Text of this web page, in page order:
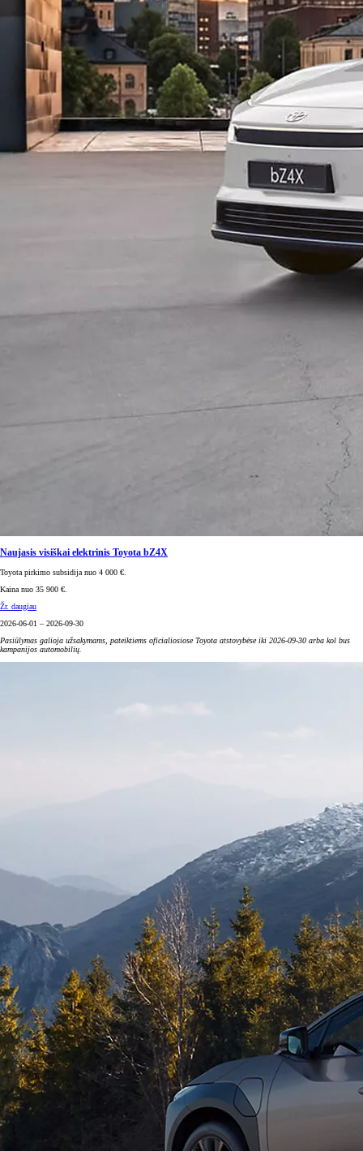
Naujasis visiškai elektrinis Toyota bZ4X
Toyota pirkimo subsidija nuo 4 000 €.
Kaina nuo 35 900 €.
Žr. daugiau
2026-06-01 – 2026-09-30
Pasiūlymas galioja užsakymams, pateiktiems oficialiosiose Toyota atstovybėse iki 2026-09-30 arba kol bus
kampanijos automobilių.